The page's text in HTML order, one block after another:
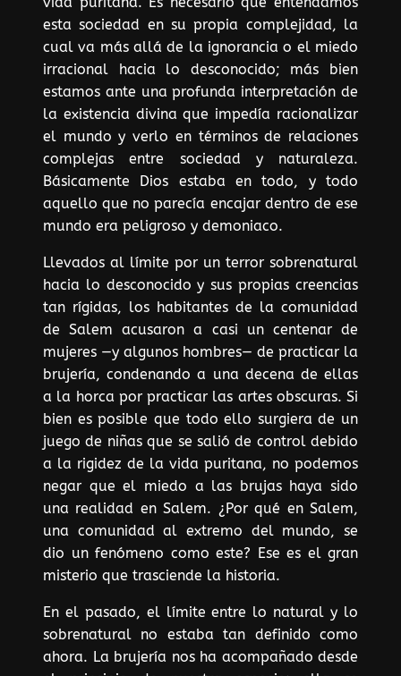
esta sociedad en su propia complejidad, la
cual va más allá de la ignorancia o el miedo
irracional hacia lo desconocido; más bien
estamos ante una profunda interpretación de
la existencia divina que impedía racionalizar
el mundo y verlo en términos de relaciones
complejas entre sociedad y naturaleza.
Básicamente Dios estaba en todo, y todo
aquello que no parecía encajar dentro de ese
mundo era peligroso y demoniaco.
Llevados al límite por un terror sobrenatural
hacia lo desconocido y sus propias creencias
tan rígidas, los habitantes de la comunidad
de Salem acusaron a casi un centenar de
mujeres —y algunos hombres— de practicar la
brujería, condenando a una decena de ellas
a la horca por practicar las artes obscuras. Si
bien es posible que todo ello surgiera de un
juego de niñas que se salió de control debido
a la rigidez de la vida puritana, no podemos
negar que el miedo a las brujas haya sido
una realidad en Salem. ¿Por qué en Salem,
una comunidad al extremo del mundo, se
dio un fenómeno como este? Ese es el gran
misterio que trasciende la historia.
En el pasado, el límite entre lo natural y lo
sobrenatural no estaba tan definido como
ahora. La brujería nos ha acompañado desde